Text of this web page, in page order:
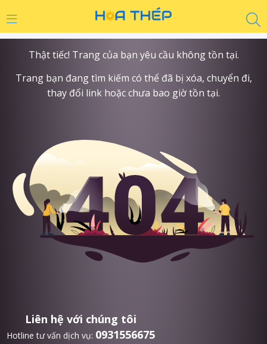
Thật tiếc! Trang của bạn yêu cầu không tồn tại.
Trang bạn đang tìm kiếm có thể đã bị xóa, chuyển đi,
thay đổi link hoặc chưa bao giờ tồn tại.
Liên hệ với chúng tôi
Hotline tư vấn dịch vụ: 0931556675